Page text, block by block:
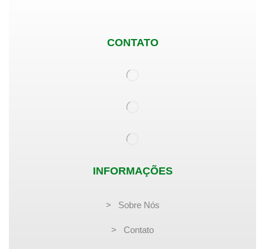
CONTATO
INFORMAÇÕES
> Sobre Nós
> Contato